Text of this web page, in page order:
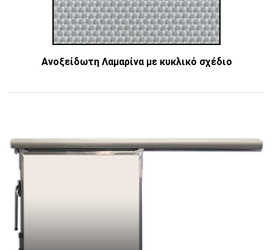
Ανοξείδωτη Λαμαρίνα με κυκλικό σχέδιο